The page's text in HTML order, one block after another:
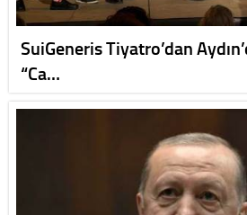
SuiGeneris Tiyatro’dan
“Ca…